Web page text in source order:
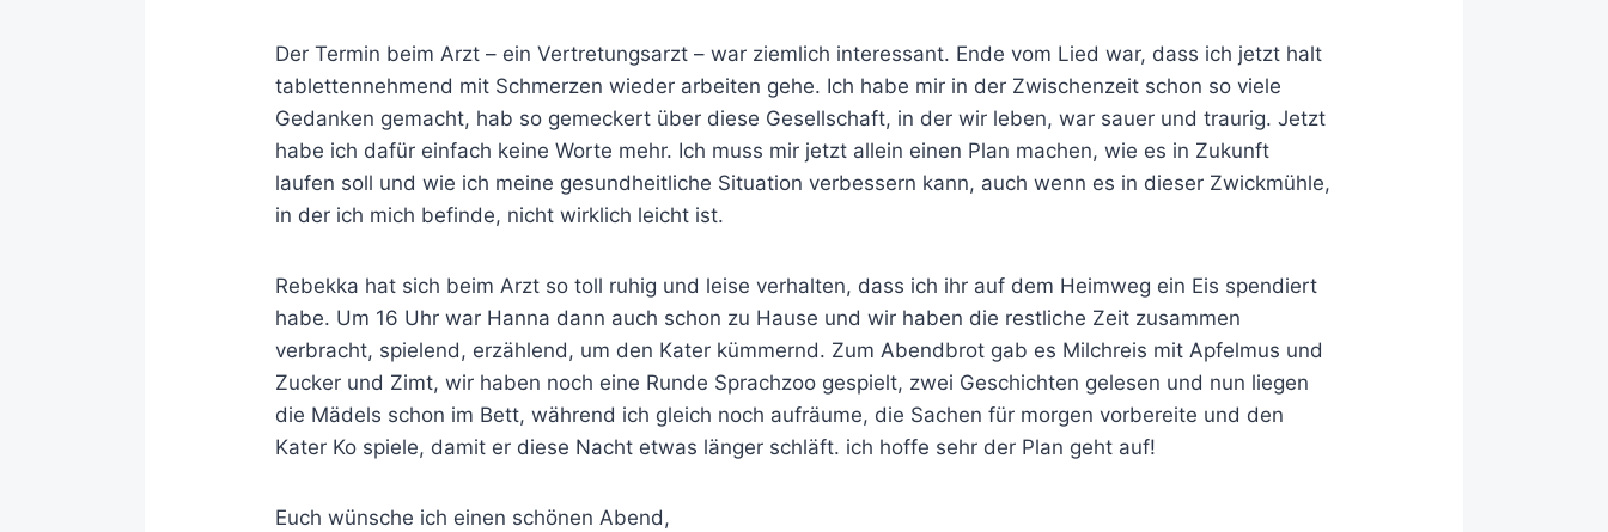
Der Termin beim Arzt – ein Vertretungsarzt – war ziemlich interessant. Ende vom Lied war, dass ich jetzt halt
tablettennehmend mit Schmerzen wieder arbeiten gehe. Ich habe mir in der Zwischenzeit schon so viele
Gedanken gemacht, hab so gemeckert über diese Gesellschaft, in der wir leben, war sauer und traurig. Jetzt
habe ich dafür einfach keine Worte mehr. Ich muss mir jetzt allein einen Plan machen, wie es in Zukunft
laufen soll und wie ich meine gesundheitliche Situation verbessern kann, auch wenn es in dieser Zwickmühle,
in der ich mich befinde, nicht wirklich leicht ist.
Rebekka hat sich beim Arzt so toll ruhig und leise verhalten, dass ich ihr auf dem Heimweg ein Eis spendiert
habe. Um 16 Uhr war Hanna dann auch schon zu Hause und wir haben die restliche Zeit zusammen
verbracht, spielend, erzählend, um den Kater kümmernd. Zum Abendbrot gab es Milchreis mit Apfelmus und
Zucker und Zimt, wir haben noch eine Runde Sprachzoo gespielt, zwei Geschichten gelesen und nun liegen
die Mädels schon im Bett, während ich gleich noch aufräume, die Sachen für morgen vorbereite und den
Kater Ko spiele, damit er diese Nacht etwas länger schläft. ich hoffe sehr der Plan geht auf!
Euch wünsche ich einen schönen Abend,